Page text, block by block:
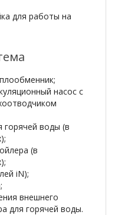
для работы на
насос с
горячей воды (в
(в
iN);
внешнего
для горячей воды.